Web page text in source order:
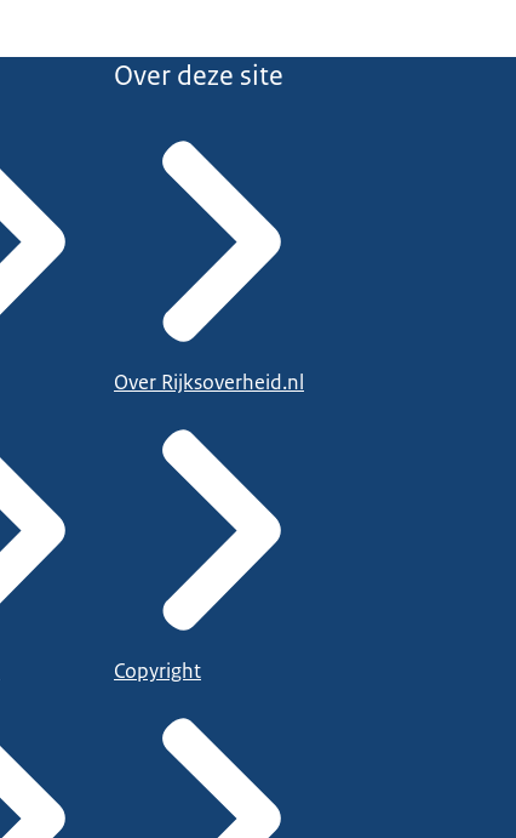
Over deze site
Over Rijksoverheid.nl
Copyright